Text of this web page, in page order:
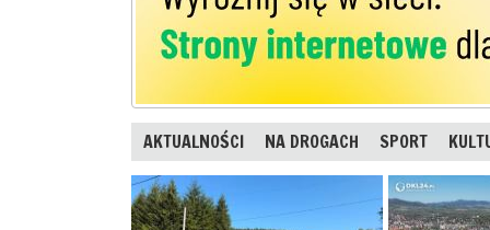
AKTUALNOŚCI NA DROGACH SPORT